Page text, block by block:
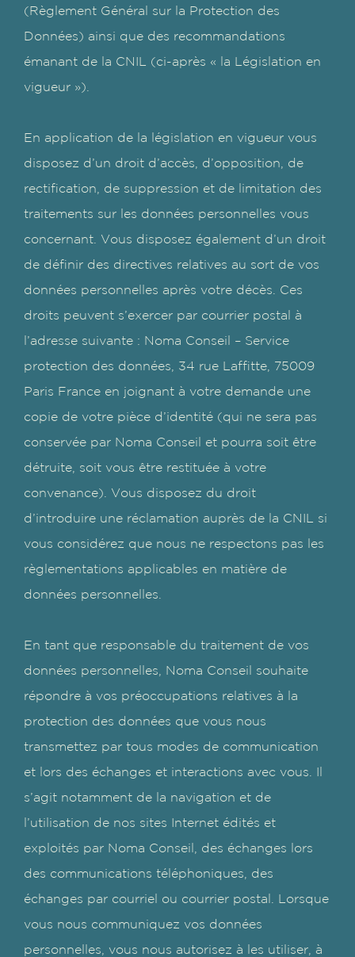
(Règlement Général sur la Protection des
Données) ainsi que des recommandations
émanant de la CNIL (ci-après « la Législation en
vigueur »).
En application de la législation en vigueur vous
disposez d’un droit d’accès, d’opposition, de
rectification, de suppression et de limitation des
traitements sur les données personnelles vous
concernant. Vous disposez également d’un droit
de définir des directives relatives au sort de vos
données personnelles après votre décès. Ces
droits peuvent s’exercer par courrier postal à
l’adresse suivante : Noma Conseil – Service
protection des données, 34 rue Laffitte, 75009
Paris France en joignant à votre demande une
copie de votre pièce d’identité (qui ne sera pas
conservée par Noma Conseil et pourra soit être
détruite, soit vous être restituée à votre
convenance). Vous disposez du droit
d’introduire une réclamation auprès de la CNIL si
vous considérez que nous ne respectons pas les
règlementations applicables en matière de
données personnelles.
En tant que responsable du traitement de vos
données personnelles, Noma Conseil souhaite
répondre à vos préoccupations relatives à la
protection des données que vous nous
transmettez par tous modes de communication
et lors des échanges et interactions avec vous. Il
s’agit notamment de la navigation et de
l’utilisation de nos sites Internet édités et
exploités par Noma Conseil, des échanges lors
des communications téléphoniques, des
échanges par courriel ou courrier postal. Lorsque
vous nous communiquez vos données
personnelles, vous nous autorisez à les utiliser, à